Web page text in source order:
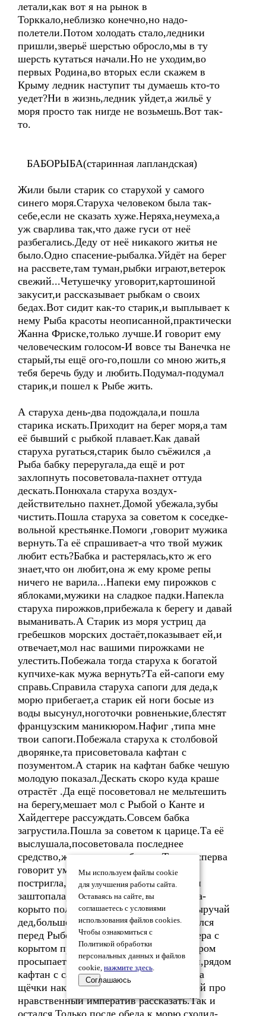
летали,как вот я на рынок в
Торккало,неблизко конечно,но надо-
полетели.Потом холодать стало,ледники
пришли,зверьё шерстью обросло,мы в ту
шерсть кутаться начали.Но не уходим,во
первых Родина,во вторых если скажем в
Крыму ледник наступит ты думаешь кто-то
уедет?Ни в жизнь,ледник уйдет,а жильё у
моря просто так нигде не возьмешь.Вот так-
то.
БАБОРЫБА(старинная лапландская)
Жили были старик со старухой у самого
синего моря.Старуха человеком была так-
себе,если не сказать хуже.Неряха,неумеха,а
уж сварлива так,что даже гуси от неё
разбегались.Деду от неё никакого житья не
было.Одно спасение-рыбалка.Уйдёт на берег
на рассвете,там туман,рыбки играют,ветерок
свежий...Четушечку уговорит,картошиной
закусит,и рассказывает рыбкам о своих
бедах.Вот сидит как-то старик,и выплывает к
нему Рыба красоты неописанной,практически
Жанна Фриске,только лучше.И говорит ему
человеческим голосом-И вовсе ты Ванечка не
старый,ты ещё ого-го,пошли со мною жить,я
тебя беречь буду и любить.Подумал-подумал
старик,и пошел к Рыбе жить.
А старуха день-два подождала,и пошла
старика искать.Приходит на берег моря,а там
её бывший с рыбкой плавает.Как давай
старуха ругаться,старик было съёжился ,а
Рыба бабку переругала,да ещё и рот
захлопнуть посоветовала-пахнет оттуда
дескать.Понюхала старуха воздух-
действительно пахнет.Домой убежала,зубы
чистить.Пошла старуха за советом к соседке-
вольной крестьянке.Помоги ,говорит мужика
вернуть.Та её спрашивает-а что твой мужик
любит есть?Бабка и растерялась,кто ж его
знает,что он любит,она ж ему кроме репы
ничего не варила...Напеки ему пирожков с
яблоками,мужики на сладкое падки.Напекла
старуха пирожков,прибежала к берегу и давай
выманивать.А Старик из моря устриц да
гребешков морских достаёт,показывает ей,и
отвечает,мол нас вашими пирожками не
улестить.Побежала тогда старуха к богатой
купчихе-как мужа вернуть?Та ей-сапоги ему
справь.Справила старуха сапоги для деда,к
морю прибегает,а старик ей ноги босые из
воды высунул,ноготочки ровненькие,блестят
французским маникюром.Нафиг ,типа мне
твои сапоги.Побежала старуха к столбовой
дворянке,та присоветовала кафтан с
позументом.А старик на кафтан бабке чешую
молодую показал.Дескать скоро куда краше
отрастёт .Да ещё посоветовал не мельтешить
на берегу,мешает мол с Рыбой о Канте и
Хайдеггере рассуждать.Совсем бабка
загрустила.Пошла за советом к царице.Та её
выслушала,посоветовала последнее
средство,жалость попробовать.Только сперва
говорит умойся.Бабка умылась,волосы
постригла,порядок в дому навела,чулки
заштопала,пришла к берегу и заплакала-
корыто поломалось,скотина голодает,выручай
дед,больше некому.Дед плюнул,извинился
перед Рыбой и пошел помогать.До вечера с
корытом провозился,да и заночевал.Утром
просыпается-на столе щи с варениками,рядом
кафтан с сапогами,в дому чистота,бабка
щёчки накрасила,и просит умильно и ей про
нравственный императив рассказать.Так и
остался.Только после обеда к морю сходил-
Мы используем файлы cookie
для улучшения работы сайта.
Оставаясь на сайте, вы
соглашаетесь с условиями
использования файлов cookies.
Чтобы ознакомиться с
Политикой обработки
персональных данных и файлов
cookie, нажмите здесь.
Соглашаюсь